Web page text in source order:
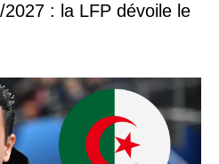
: la LFP dévoile le